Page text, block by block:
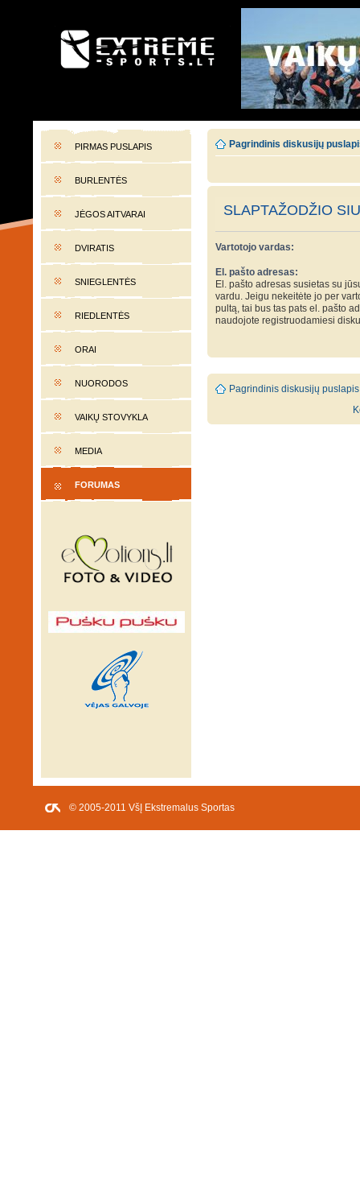
EXTREME-SPORTS.LT
PIRMAS PUSLAPIS
BURLENTĖS
JĖGOS AITVARAI
DVIRATIS
SNIEGLENTĖS
RIEDLENTĖS
ORAI
NUORODOS
VAIKŲ STOVYKLA
MEDIA
FORUMAS
Pagrindinis diskusijų
SLAPTAŽODŽIO
Vartotojo vardas:
El. pašto adresas:
El. pašto adresas susietas su
vardu. Jeigu nekeitėte jo per
pultą, tai bus tas pats el. pašto
naudojote registruodamiesi
Pagrindinis diskusijų puslapis
© 2005-2011 VšĮ Ekstremalus Sportas